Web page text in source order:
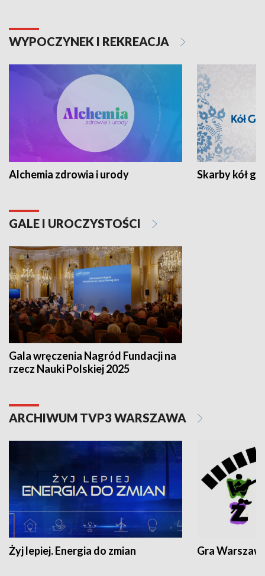
WYPOCZYNEK I REKREACJA
Alchemia zdrowia i urody Skarby kół
GALE I UROCZYSTOŚCI
Gala wręczenia Nagród Fundacji na
rzecz Nauki Polskiej 2025
ARCHIWUM TVP3 WARSZAWA
Żyj lepiej. Energia do zmian Gra